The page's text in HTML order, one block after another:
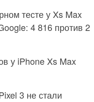
тесте у Xs Max
4 816 против 2
у iPhone Xs Max
3 не стали